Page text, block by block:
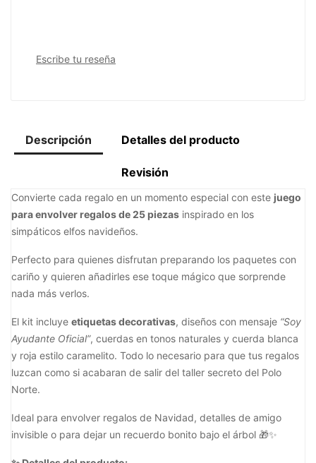
Escribe tu reseña
Descripción Detalles del producto
Revisión
Convierte cada regalo en un momento especial con este juego
para envolver regalos de 25 piezas inspirado en los
simpáticos elfos navideños.
Perfecto para quienes disfrutan preparando los paquetes con
cariño y quieren añadirles ese toque mágico que sorprende
nada más verlos.
El kit incluye etiquetas decorativas, diseños con mensaje “Soy
Ayudante Oficial”, cuerdas en tonos naturales y cuerda blanca
y roja estilo caramelito. Todo lo necesario para que tus regalos
luzcan como si acabaran de salir del taller secreto del Polo
Norte.
Ideal para envolver regalos de Navidad, detalles de amigo
invisible o para dejar un recuerdo bonito bajo el árbol 🎁✨